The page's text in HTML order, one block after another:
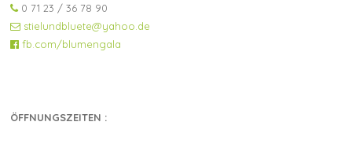
0 71 23 / 36 78 90
stielundbluete@yahoo.de
fb.com/blumengala
ÖFFNUNGSZEITEN :